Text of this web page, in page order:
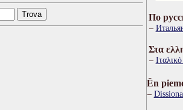
По
Στα
Ën